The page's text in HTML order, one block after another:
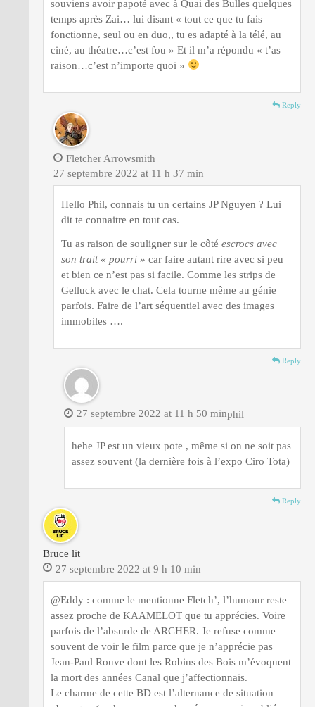
souviens avoir papoté avec à Quai des Bulles quelques
temps après Zai… lui disant « tout ce que tu fais
fonctionne, seul ou en duo,, tu es adapté à la télé, au
ciné, au théatre…c’est fou » Et il m’a répondu « t’as
raison…c’est n’importe quoi »
Reply
Fletcher Arrowsmith
27 septembre 2022 at 11 h 37 min
Hello Phil, connais tu un certains JP Nguyen ? Lui
dit te connaitre en tout cas.
Tu as raison de souligner sur le côté escrocs avec
son trait « pourri » car faire autant rire avec si peu
et bien ce n’est pas si facile. Comme les strips de
Gelluck avec le chat. Cela tourne même au génie
parfois. Faire de l’art séquentiel avec des images
immobiles ….
Reply
phil
27 septembre 2022 at 11 h 50 min
hehe JP est un vieux pote , même si on ne soit pas
assez souvent (la dernière fois à l’expo Ciro Tota)
Reply
Bruce lit
27 septembre 2022 at 9 h 10 min
@Eddy : comme le mentionne Fletch’, l’humour reste
assez proche de KAAMELOT que tu apprécies. Voire
parfois de l’absurde de ARCHER. Je refuse comme
souvent de voir le film parce que je n’apprécie pas
Jean-Paul Rouve dont les Robins des Bois m’évoquent
la mort des années Canal que j’affectionnais.
Le charme de cette BD est l’alternance de situation